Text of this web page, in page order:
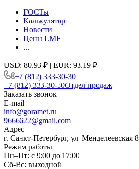
ГОСТы
Калькулятор
Новости
Цены LME
...
USD: 80.93 ₽ | EUR: 93.19 ₽
+7 (812) 333-30-30
+7 (812) 333-30-30Отдел продаж
Заказать звонок
E-mail
info@goramet.ru
9666622@gmail.com
Адрес
г. Санкт-Петербург, ул. Менделеевская 8
Режим работы
Пн–Пт: с 9:00 до 17:00
Сб-Вс: выходной